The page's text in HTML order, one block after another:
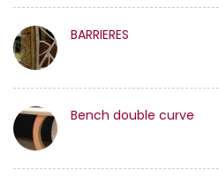
BARRIERES
Bench double curve